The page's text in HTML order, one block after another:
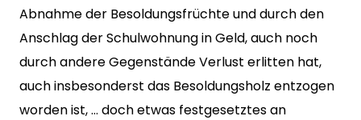
Abnahme der Besoldungsfrüchte und durch den
Anschlag der Schulwohnung in Geld, auch noch
durch andere Gegenstände Verlust erlitten hat,
auch insbesonderst das Besoldungsholz entzogen
worden ist, … doch etwas festgesetztes an